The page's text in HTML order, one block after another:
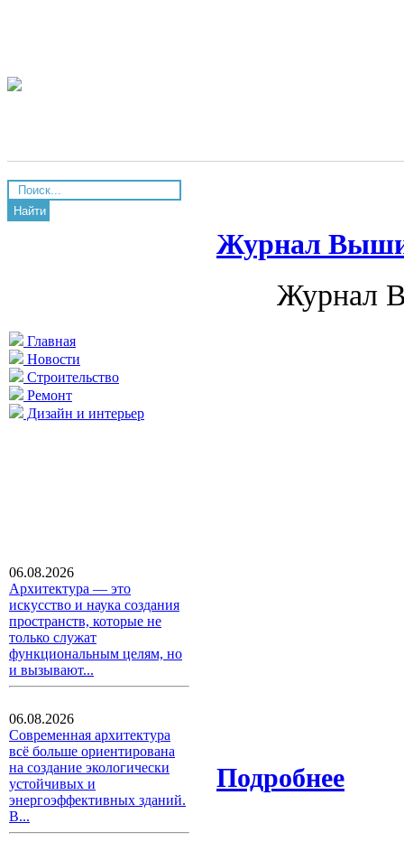
Найти
Главная
Новости
Строительство
Ремонт
Дизайн и интерьер
06.08.2026
Архитектура — это
искусство и наука создания
пространств, которые не
только служат
функциональным целям, но
и вызывают...
06.08.2026
Современная архитектура
всё больше ориентирована
на создание экологически
устойчивых и
энергоэффективных зданий.
В...
Журнал
Журнал
Подробнее